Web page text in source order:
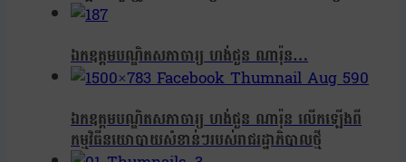
ឯកឧត្តមបណ្ឌិតសភាចារ្យ ហង់ជួន ណារ៉ុន…
ឯកឧត្តមបណ្ឌិតសភាចារ្យ ហង់ជួន ណារ៉ុន លើកឡើងពី
កម្មវិធីនយោបាយសំខាន់ៗរបស់រាជរដ្ឋាភិបាលថ្មី